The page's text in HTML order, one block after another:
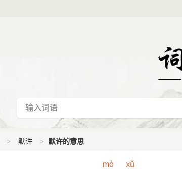
默许 默许的意思
mò xǔ